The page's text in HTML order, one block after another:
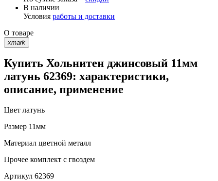
В наличии
Условия работы и доставки
О товаре
xmark
Купить Хольнитен джинсовый 11мм
латунь 62369: характеристики,
описание, применение
Цвет латунь
Размер 11мм
Материал цветной металл
Прочее комплект с гвоздем
Артикул 62369